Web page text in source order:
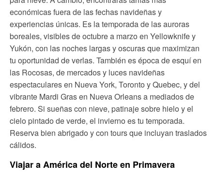
económicas fuera de las fechas navideñas y
experiencias únicas. Es la temporada de las auroras
boreales, visibles de octubre a marzo en Yellowknife y
Yukón, con las noches largas y oscuras que maximizan
tu oportunidad de verlas. También es época de esquí en
las Rocosas, de mercados y luces navideñas
espectaculares en Nueva York, Toronto y Quebec, y del
vibrante Mardi Gras en Nueva Orleans a mediados de
febrero. Si sueñas con nieve, patinaje sobre hielo y el
cielo pintado de verde, el invierno es tu temporada.
Reserva bien abrigado y con tours que incluyan traslados
cálidos.
Viajar a América del Norte en Primavera